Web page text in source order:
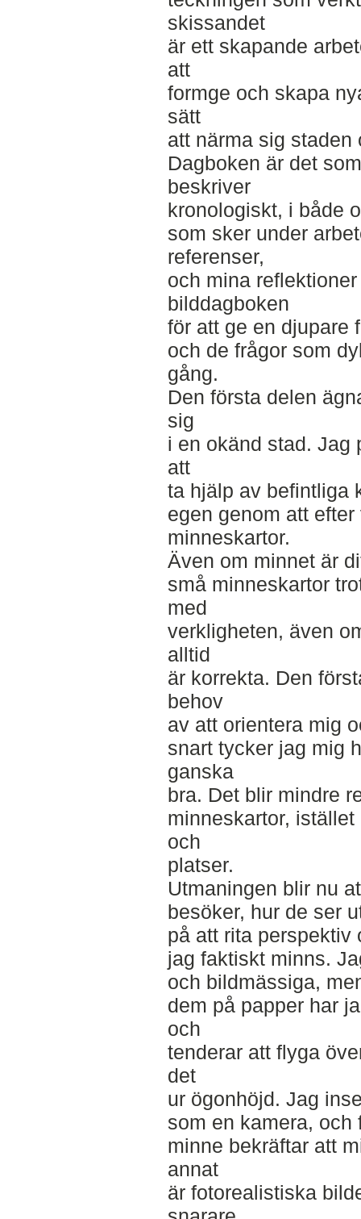
skissandet
är ett skapande
att
formge och skapa
sätt
att närma sig
Dagboken är det
beskriver
kronologiskt, i både
som sker under
referenser,
och mina
bilddagboken
för att ge en djupare
och de frågor som
gång.
Den första delen
sig
i en okänd stad. Jag
att
ta hjälp av befintliga
egen genom att
minneskartor.
Även om minnet är
små minneskartor
med
verkligheten, även
alltid
är korrekta. Den
behov
av att orientera mig
snart tycker jag mig
ganska
bra. Det blir mindre
minneskartor,
och
platser.
Utmaningen blir nu
besöker, hur de ser
på att rita perspektiv
jag faktiskt minns.
och bildmässiga,
dem på papper har
och
tenderar att flyga
det
ur ögonhöjd. Jag
som en kamera,
minne bekräftar att
annat
är fotorealistiska